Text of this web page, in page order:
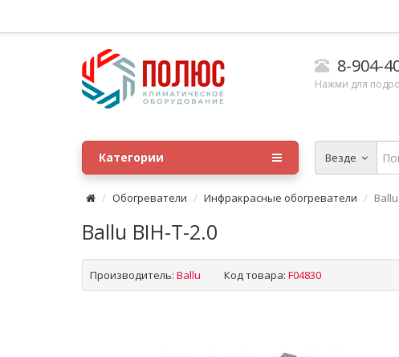
8-904-
Нажми для
Везде
Категории
Обогреватели Инфракрасные обогреватели
Ballu BIH-T-2.0
Производитель: Ballu Код товара: F04830